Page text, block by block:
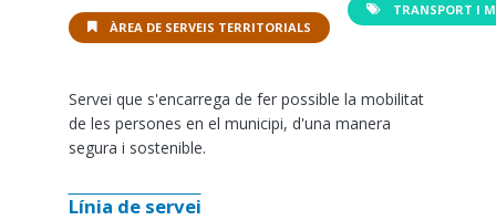
ÀREA DE SERVEIS TERRITORIALS
TRANSPORT I
Servei que s'encarrega de fer possible la mobilitat
de les persones en el municipi, d'una manera
segura i sostenible.
Línia de servei